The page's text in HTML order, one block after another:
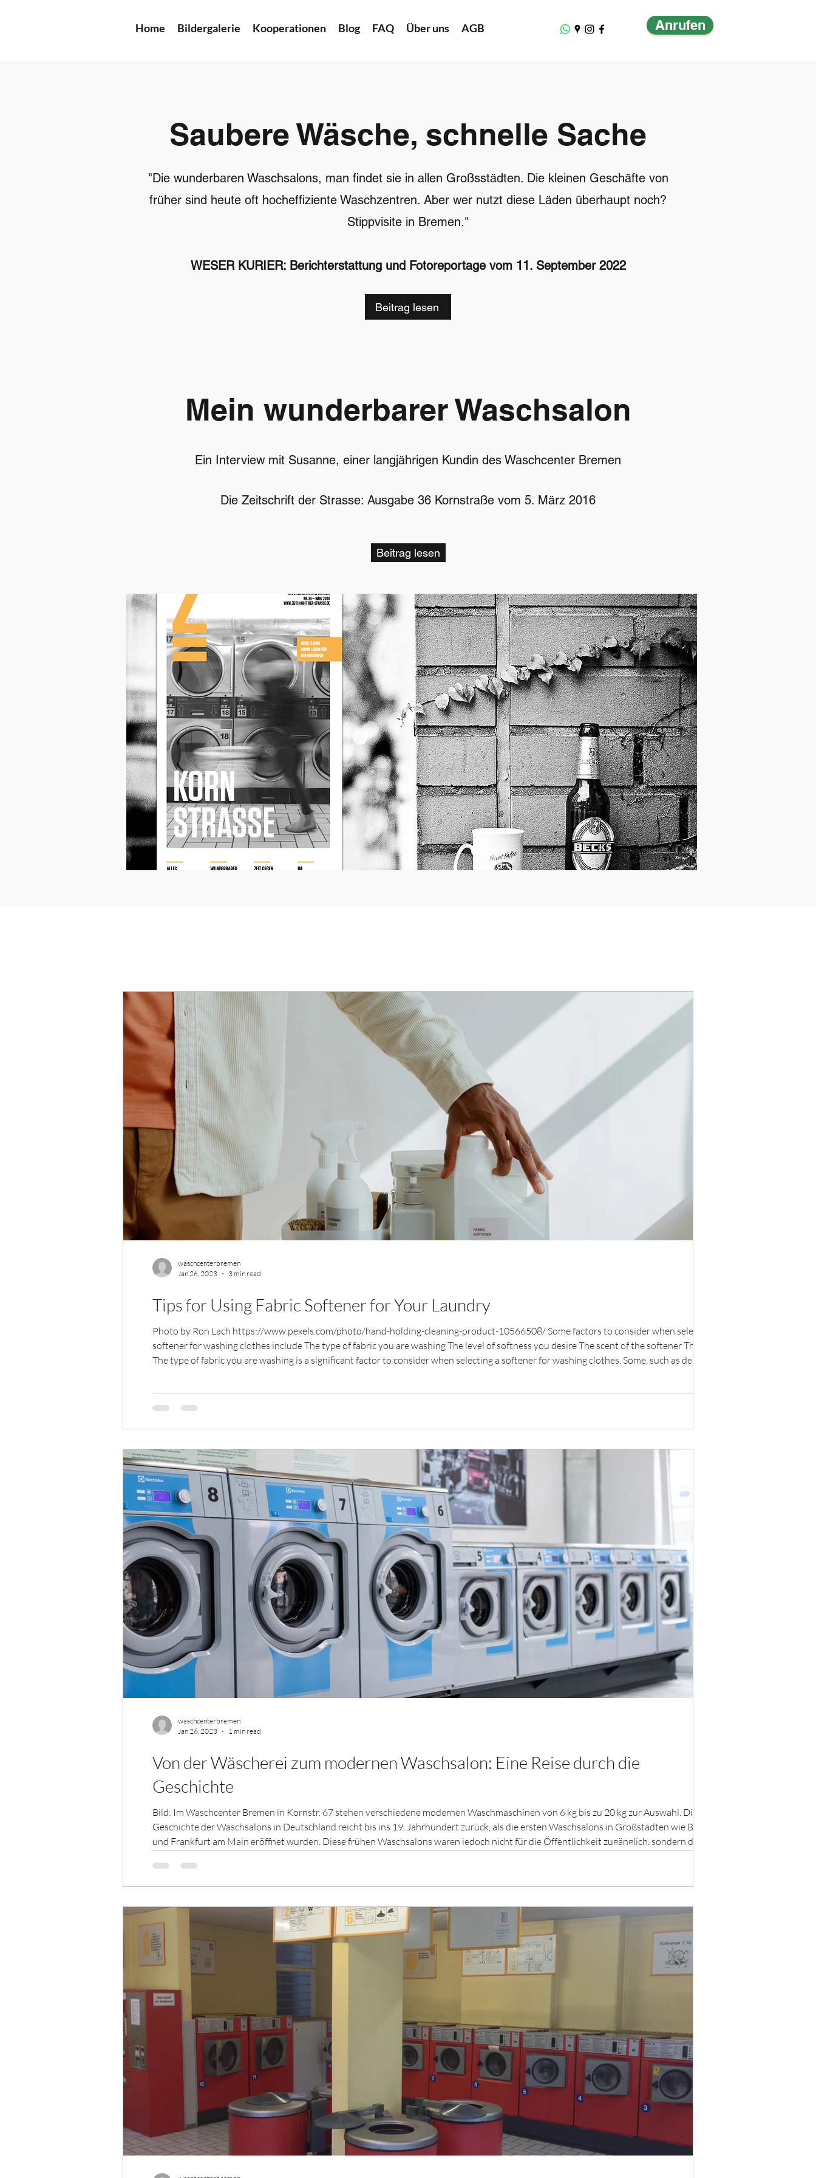
Home Bildergalerie Kooperationen Blog FAQ Über uns AGB Anrufen
Saubere Wäsche, schnelle Sache
"Die wunderbaren Waschsalons, man findet sie in allen Großsstädten. Die kleinen Geschäfte von
früher sind heute oft hocheffiziente Waschzentren. Aber wer nutzt diese Läden überhaupt noch?
Stippvisite in Bremen."
WESER KURIER: Berichterstattung und Fotoreportage vom 11. September 2022
Beitrag lesen
Mein wunderbarer Waschsalon
Ein Interview mit Susanne, einer langjährigen Kundin des Waschcenter Bremen
Die Zeitschrift der Strasse: Ausgabe 36 Kornstraße vom 5. März 2016
Beitrag lesen
Tips for Using Fabric Softener for Your Laundry
Photo by Ron Lach https://www.pexels.com/photo/hand-holding-cleaning-product-10566508/ Some factors to consider when selecting a
softener for washing clothes include The type of fabric you are washing The level of softness you desire The scent of the softener The price
The type of fabric you are washing is a significant factor to consider when selecting a softener for washing clothes. Some, such as delicate
waschcenterbremen
Jan 26, 2023
3 min read
Von der Wäscherei zum modernen Waschsalon: Eine Reise durch die
Geschichte
Bild: Im Waschcenter Bremen in Kornstr. 67 stehen verschiedene modernen Waschmaschinen von 6 kg bis zu 20 kg zur Auswahl. Die
Geschichte der Waschsalons in Deutschland reicht bis ins 19. Jahrhundert zurück, als die ersten Waschsalons in Großstädten wie Berlin
und Frankfurt am Main eröffnet wurden. Diese frühen Waschsalons waren jedoch nicht für die Öffentlichkeit zugänglich, sondern dienten
waschcenterbremen
Jan 26, 2023
1 min read